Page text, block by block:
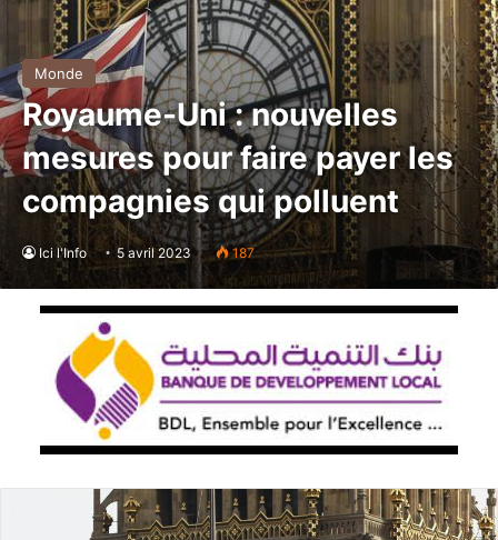
Monde
Royaume-Uni : nouvelles
mesures pour faire payer les
compagnies qui polluent
Ici l'Info 5 avril 2023 187